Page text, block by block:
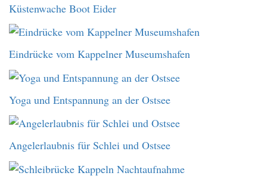
Küstenwache Boot Eider
Eindrücke vom Kappelner Museumshafen
Yoga und Entspannung an der Ostsee
Angelerlaubnis für Schlei und Ostsee